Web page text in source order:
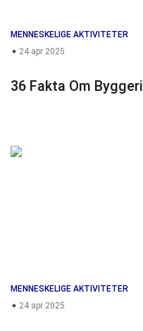
MENNESKELIGE AKTIVITETER
24 apr 2025
36 Fakta Om Byggeri
MENNESKELIGE AKTIVITETER
24 apr 2025